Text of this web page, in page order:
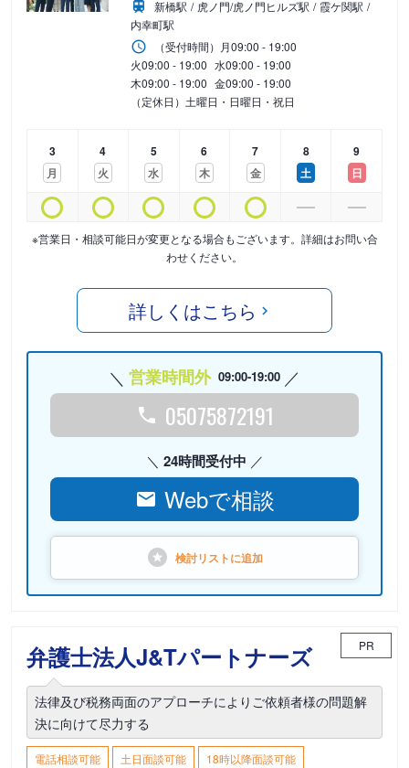
新橋駅 虎ノ門/虎ノ門ヒルズ駅
霞ケ関駅
内幸町駅
（受付時間） 月09:00 - 19:00
火09:00 - 19:00 水09:00 - 19:00
木09:00 - 19:00 金09:00 - 19:00
（定休日）土曜日・日曜日・祝日
3
月
4
火
5
水
6
木
7
金
8
土
9
日
※営業日・相談可能日が変更となる場合もございます。詳細はお問い合
わせください。
詳しくはこちら
営業時間外 09:00-19:00
05075872191
24時間受付中
Webで相談
検討リストに追加
弁護士法人J&Tパートナーズ PR
法律及び税務両面のアプローチによりご依頼者様の問題解
決に向けて尽力する
電話相談可能 土日面談可能 18時以降面談可能